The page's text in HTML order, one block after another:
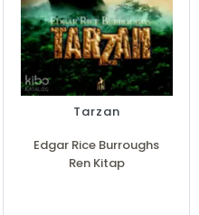
Tarzan
Edgar Rice Burroughs
Ren Kitap